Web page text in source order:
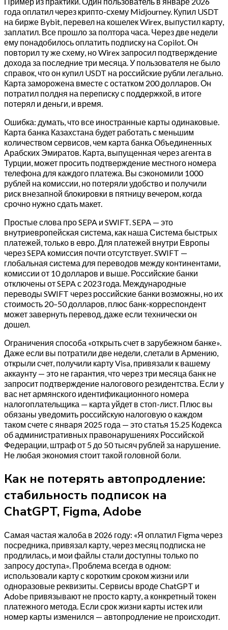
года оплатил через крипто-схему Midjourney. Купил USDT
на бирже Bybit, перевел на кошелек Wirex, выпустил карту,
заплатил. Все прошло за полтора часа. Через две недели
ему понадобилось оплатить подписку на Copilot. Он
повторил ту же схему, но Wirex запросил подтверждение
дохода за последние три месяца. У пользователя не было
справок, что он купил USDT на российские рубли легально.
Карта заморожена вместе с остатком 200 долларов. Он
потратил полдня на переписку с поддержкой, в итоге
потерял и деньги, и время.
Ошибка: думать, что все иностранные карты одинаковые.
Карта банка Казахстана будет работать с меньшим
количеством сервисов, чем карта банка Объединенных
Арабских Эмиратов. Карта, выпущенная через агента в
Турции, может просить подтверждение местного номера
телефона для каждого платежа. Вы сэкономили 1000
рублей на комиссии, но потеряли удобство и получили
риск внезапной блокировки в пятницу вечером, когда
срочно нужно сдать макет.
Простые слова про SEPA и SWIFT. SEPA — это
внутриевропейская система, как наша Система быстрых
платежей, только в евро. Для платежей внутри Европы
через SEPA комиссия почти отсутствует. SWIFT —
глобальная система для переводов между континентами,
комиссии от 10 долларов и выше. Российские банки
отключены от SEPA с 2023 года. Международные
переводы SWIFT через российские банки возможны, но их
стоимость 20–50 долларов, плюс банк-корреспондент
может завернуть перевод, даже если технически он
дошел.
Ограничения способа «открыть счет в зарубежном банке».
Даже если вы потратили две недели, слетали в Армению,
открыли счет, получили карту Visa, привязали к вашему
аккаунту — это не гарантия, что через три месяца банк не
запросит подтверждение налогового резидентства. Если у
вас нет армянского идентификационного номера
налогоплательщика — карта уйдет в стоп-лист. Плюс вы
обязаны уведомить российскую налоговую о каждом
таком счете с января 2025 года — это статья 15.25 Кодекса
об административных правонарушениях Российской
Федерации, штраф от 5 до 50 тысяч рублей за нарушение.
Не любая экономия стоит такой головной боли.
Как не потерять автопродление:
стабильность подписок на
ChatGPT, Figma, Adobe
Самая частая жалоба в 2026 году: «Я оплатил Figma через
посредника, привязал карту, через месяц подписка не
продлилась, и мои файлы стали доступны только по
запросу доступа». Проблема всегда в одном:
использовали карту с коротким сроком жизни или
одноразовые реквизиты. Сервисы вроде ChatGPT и
Adobe привязывают не просто карту, а конкретный токен
платежного метода. Если срок жизни карты истек или
номер карты изменился — автопродление не происходит.